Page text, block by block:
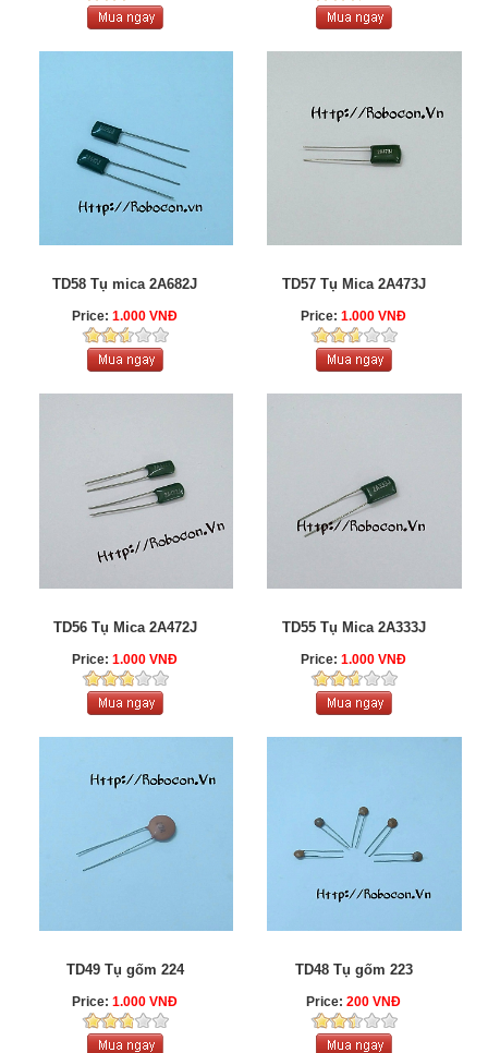
TD58 Tụ mica 2A682J
Price:1.000 VNĐ
TD57 Tụ Mica 2A473J
Price:1.000 VNĐ
TD56 Tụ Mica 2A472J
Price:1.000 VNĐ
TD55 Tụ Mica 2A333J
Price:1.000 VNĐ
TD49 Tụ gốm 224
Price:1.000 VNĐ
TD48 Tụ gốm 223
Price:200 VNĐ